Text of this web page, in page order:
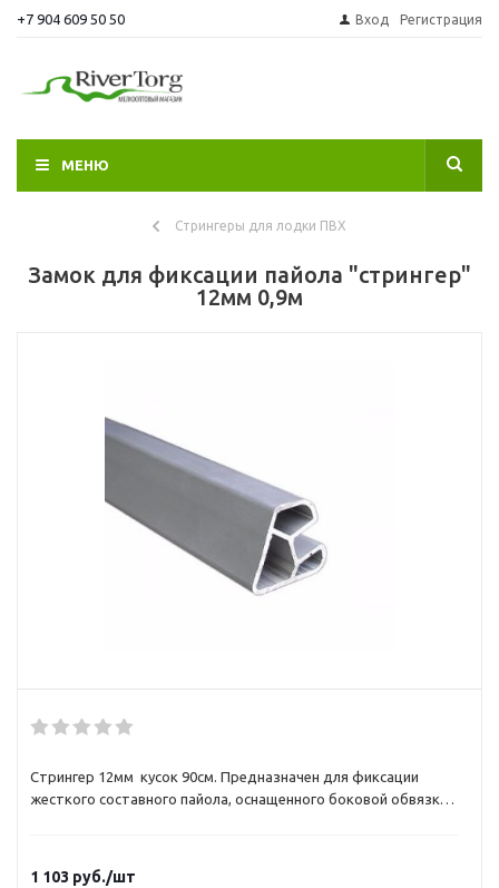
+7 904 609 50 50 Вход Регистрация
МЕНЮ
Стрингеры для лодки ПВХ
Замок для фиксации пайола "стрингер"
12мм 0,9м
Стрингер 12мм кусок 90см. Предназначен для фиксации
жесткого составного пайола, оснащенного боковой обвязкой
сплава.Цена указана за кусок фиксированной длины 90 м.
1 103 руб./шт